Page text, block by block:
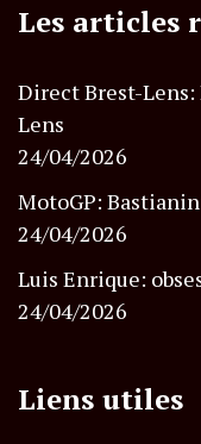
Les articles
Direct Brest-Lens:
Lens
24/04/2026
MotoGP:
24/04/2026
Luis Enrique:
24/04/2026
Liens utiles